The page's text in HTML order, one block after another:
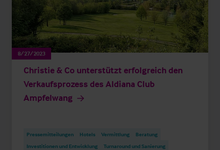
8/27/2023
Christie & Co unterstützt erfolgreich den
Verkaufsprozess des Aldiana Club
Ampfelwang
Pressemitteilungen Hotels Vermittlung
Beratung
Investitionen und Entwicklung
Turnaround und Sanierung